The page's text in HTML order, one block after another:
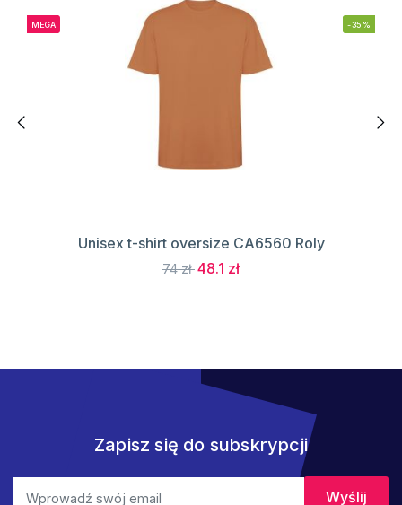
MEGA -35%
Unisex t-shirt oversize CA6560 Roly
74 zł48.1 zł
Zapisz się do subskrypcji